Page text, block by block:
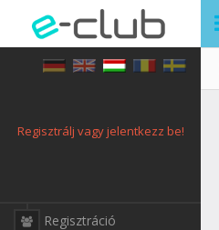
Regisztrálj vagy jelentkezz be!
Regisztráció